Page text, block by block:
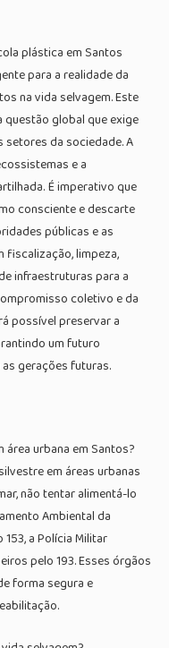
plástica em Santos
para a realidade da
na vida selvagem. Este
questão global que exige
da sociedade. A
e a
É imperativo que
consciente e descarte
públicas e as
limpeza,
infraestruturas para a
coletivo e da
possível preservar a
um futuro
gerações futuras.
urbana em Santos?
em áreas urbanas
não tentar alimentá-lo
Ambiental da
153, a Polícia Militar
pelo 193. Esses órgãos
forma segura e